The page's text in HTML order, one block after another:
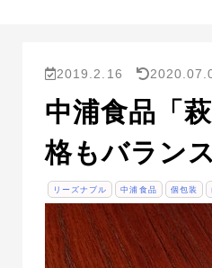
2019.2.16
中浦食品「
格もバラン
リーズナブル 中浦食品 個包装